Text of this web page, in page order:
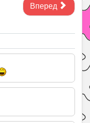
Вперед